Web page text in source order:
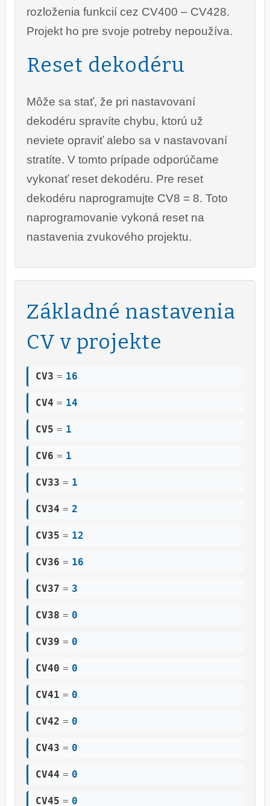
rozloženia funkcií cez CV400 – CV428.
Projekt ho pre svoje potreby nepoužíva.
Reset dekodéru
Môže sa stať, že pri nastavovaní
dekodéru spravíte chybu, ktorú už
neviete opraviť alebo sa v nastavovaní
stratíte. V tomto prípade odporúčame
vykonať reset dekodéru. Pre reset
dekodéru naprogramujte CV8 = 8. Toto
naprogramovanie vykoná reset na
nastavenia zvukového projektu.
Základné nastavenia
CV v projekte
CV3 = 16
CV4 = 14
CV5 = 1
CV6 = 1
CV33 = 1
CV34 = 2
CV35 = 12
CV36 = 16
CV37 = 3
CV38 = 0
CV39 = 0
CV40 = 0
CV41 = 0
CV42 = 0
CV43 = 0
CV44 = 0
CV45 = 0